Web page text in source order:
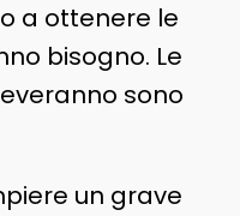
a ottenere le
bisogno. Le
sono
un grave